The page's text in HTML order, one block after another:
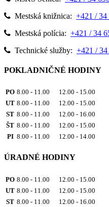
Mestská knižnica: +421 / 34
Mestská polícia: +421 / 34
Technické služby: +421 /
POKLADNIČNÉ HODINY
PO 8.00 - 11.00 12.00 - 15.00
UT 8.00 - 11.00 12.00 - 15.00
ST 8.00 - 11.00 12.00 - 16.00
ŠT 8.00 - 11.00 12.00 - 15.00
PI 8.00 - 11.00 12.00 - 14.00
ÚRADNÉ HODINY
PO 8.00 - 11.00 12.00 - 15.00
UT 8.00 - 11.00 12.00 - 15.00
ST 8.00 - 11.00 12.00 - 16.00